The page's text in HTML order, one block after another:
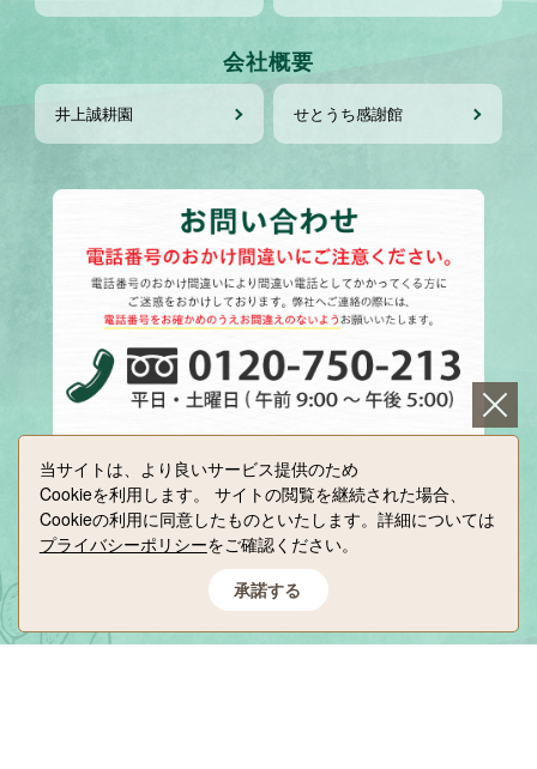
会社概要
井上誠耕園 せとうち感謝館
井上誠耕園
当サイトは、より良いサービス提供のため
Cookieを利用します。
サイトの閲覧を継続された場合、
Cookieの利用に同意したものといたします。詳細については
プライバシーポリシーをご確認ください。
承諾する